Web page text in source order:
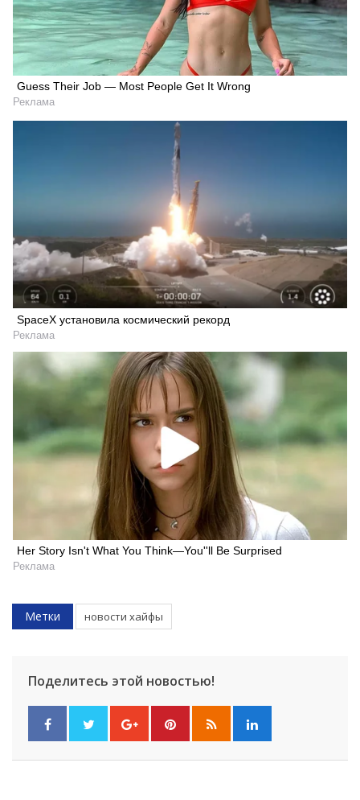
Искать
Guess Their Job — Most People Get It Wrong
Реклама
SpaceX установила космический рекорд
Реклама
Her Story Isn't What You Think—You''ll Be Surprised
Реклама
Метки новости хайфы
Поделитесь этой новостью!